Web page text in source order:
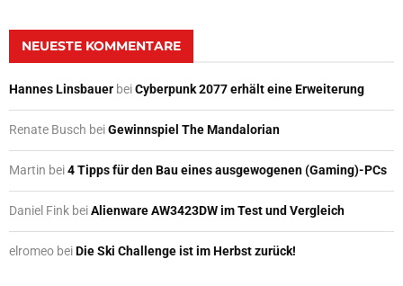
NEUESTE KOMMENTARE
Hannes Linsbauer beiCyberpunk 2077 erhält eine Erweiterung
Renate Busch beiGewinnspiel The Mandalorian
Martin bei4 Tipps für den Bau eines ausgewogenen (Gaming)-PCs
Daniel Fink beiAlienware AW3423DW im Test und Vergleich
elromeo beiDie Ski Challenge ist im Herbst zurück!